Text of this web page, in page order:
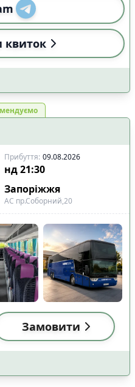
квиток
Прибуття: 09.08.2026
нд 21:30
Запоріжжя
АС пр.Соборний,20
Замовити